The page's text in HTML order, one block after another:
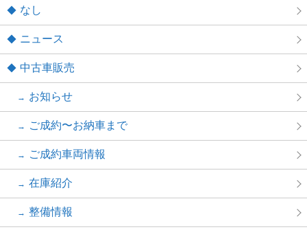
なし
ニュース
中古車販売
お知らせ
ご成約〜お納車まで
ご成約車両情報
在庫紹介
整備情報